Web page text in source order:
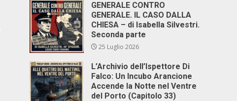
GENERALE CONTRO
GENERALE. IL CASO DALLA
CHIESA – di Isabella Silvestri.
Seconda parte
25 Luglio 2026
L’Archivio dell’Ispettore Di
Falco: Un Incubo Arancione
Accende la Notte nel Ventre
del Porto (Capitolo 33)